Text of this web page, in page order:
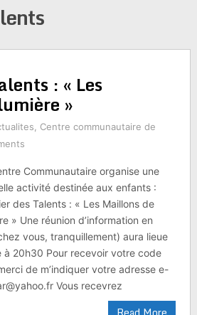
: « Les
»
Centre communautaire de
Communautaire organise une
activité destinée aux enfants :
des Talents : « Les Maillons de
» Une réunion d’information en
vous, tranquillement) aura lieue
à 20h30 Pour recevoir votre code
de m’indiquer votre adresse e-
Vous recevrez